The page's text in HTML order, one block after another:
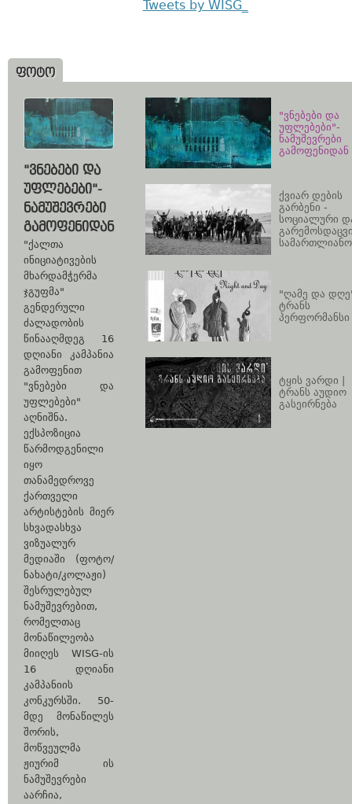
Tweets by WISG_
ᲤᲝᲢᲝ
"ᲕᲜᲔᲑᲔᲑᲘ ᲓᲐ
ᲣᲤᲚᲔᲑᲔᲑᲘ"-
ᲜᲐᲛᲣᲨᲔᲕᲠᲔᲑᲘ
ᲒᲐᲛᲝᲤᲔᲜᲘᲓᲐᲜ
"ქალთა
ინიციატივების
მხარდამჭერმა
ჯგუფმა"
გენდერული
ძალადობის
წინააღმდეგ 16
დღიანი კამპანია
გამოფენით
"ვნებები და
უფლებები"
აღნიშნა.
ექსპოზიცია
წარმოდგენილი
იყო
თანამედროვე
ქართველი
არტისტების მიერ
სხვადასხვა
ვიზუალურ
მედიაში (ფოტო/
ნახატი/კოლაჟი)
შესრულებულ
ნამუშევრებით,
რომელთაც
მონაწილეობა
მიიღეს WISG-ის
16 დღიანი
კამპანიის
კონკურსში. 50-
მდე მონაწილეს
შორის,
მოწვეულმა
ჟიურიმ ის
ნამუშევრები
აარჩია,
"ვნებები და
უფლებები"-
ნამუშევრები
გამოფენიდან
ქვიარ დების
გარბენი -
სოციალური
"ღამე და
ტრანს
პერფორმანსი
ტყის ვარდი |
ტრანს აუდიო
გასეირნება